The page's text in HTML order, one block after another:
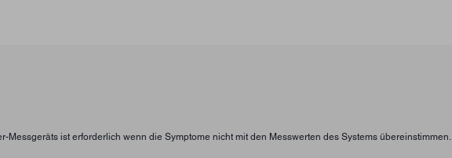
Messgeräts ist erforderlich wenn die Symptome nicht mit den Messwerten des Systems übereinstimmen.